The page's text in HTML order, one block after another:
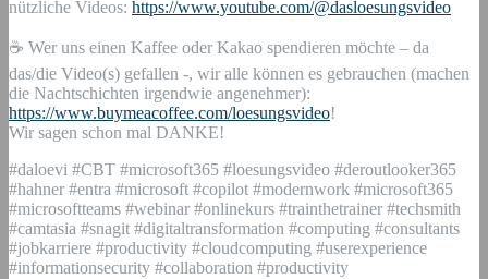
nützliche Videos: https://www.youtube.com/@dasloesungsvideo
☕ Wer uns einen Kaffee oder Kakao spendieren möchte – da
das/die Video(s) gefallen -, wir alle können es gebrauchen (machen
die Nachtschichten irgendwie angenehmer):
https://www.buymeacoffee.com/loesungsvideo!
Wir sagen schon mal DANKE!
#daloevi #CBT #microsoft365 #loesungsvideo #deroutlooker365
#hahner #entra #microsoft #copilot #modernwork #microsoft365
#microsoftteams #webinar #onlinekurs #trainthetrainer #techsmith
#camtasia #snagit #digitaltransformation #computing #consultants
#jobkarriere #productivity #cloudcomputing #userexperience
#informationsecurity #collaboration #productivity